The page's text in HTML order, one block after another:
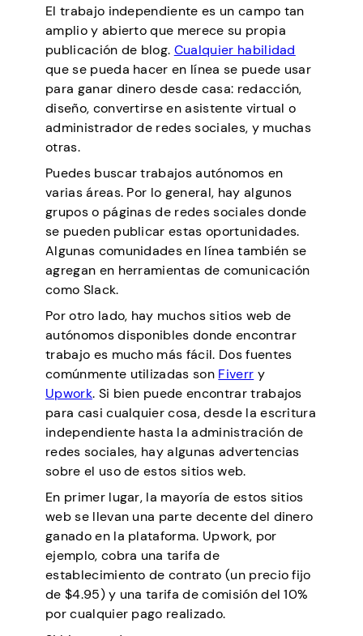
El trabajo independiente es un campo tan
amplio y abierto que merece su propia
publicación de blog. Cualquier habilidad
que se pueda hacer en línea se puede usar
para ganar dinero desde casa: redacción,
diseño, convertirse en asistente virtual o
administrador de redes sociales, y muchas
otras.
Puedes buscar trabajos autónomos en
varias áreas. Por lo general, hay algunos
grupos o páginas de redes sociales donde
se pueden publicar estas oportunidades.
Algunas comunidades en línea también se
agregan en herramientas de comunicación
como Slack.
Por otro lado, hay muchos sitios web de
autónomos disponibles donde encontrar
trabajo es mucho más fácil. Dos fuentes
comúnmente utilizadas son Fiverr y
Upwork. Si bien puede encontrar trabajos
para casi cualquier cosa, desde la escritura
independiente hasta la administración de
redes sociales, hay algunas advertencias
sobre el uso de estos sitios web.
En primer lugar, la mayoría de estos sitios
web se llevan una parte decente del dinero
ganado en la plataforma. Upwork, por
ejemplo, cobra una tarifa de
establecimiento de contrato (un precio fijo
de $4.95) y una tarifa de comisión del 10%
por cualquier pago realizado.